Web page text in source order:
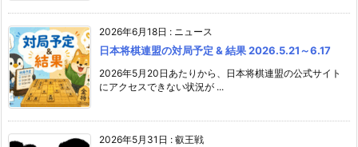
2026年6月18日 : ニュース
日本将棋連盟の対局予定 & 結果 2026.5.21～6.17
2026年5月20日あたりから、日本将棋連盟の公式サイト
にアクセスできない状況が ...
2026年5月31日 : 叡王戦